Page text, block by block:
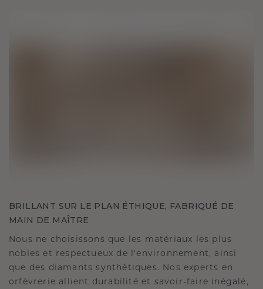
BRILLANT SUR LE PLAN ÉTHIQUE, FABRIQUÉ DE
MAIN DE MAÎTRE
Nous ne choisissons que les matériaux les plus
nobles et respectueux de l'environnement, ainsi
que des diamants synthétiques. Nos experts en
orfèvrerie allient durabilité et savoir-faire inégalé,